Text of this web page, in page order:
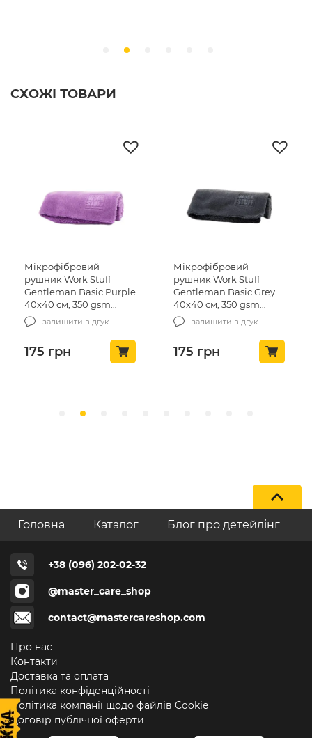
СХОЖІ ТОВАРИ
Мікрофібровий
рушник Work Stuff
Gentleman Basic Purple
40х40 см, 350 gsm
(WS064-1)
залишити відгук
175 грн
Мікрофібровий
рушник Work Stuff
Gentleman Basic Grey
40х40 см, 350 gsm
(WS062-1)залишити відгук
175 грн
Головна Каталог Блог про детейлінг
+38 (096) 202-02-32
@master_care_shop
contact@mastercareshop.com
Про нас
Контакти
Доставка та оплата
Політика конфіденційності
Політика компанії щодо файлів Cookie
Договір публічної оферти